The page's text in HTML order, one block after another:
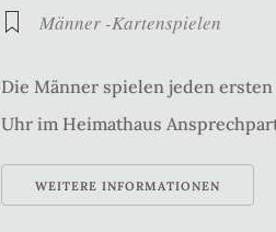
Männer -Kartenspielen
Die Männer spielen jeden
Uhr im Heimathaus
WEITERE INFORMATIONEN